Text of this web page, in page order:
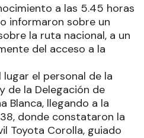
a las 5.45 horas
informaron sobre un
la ruta nacional, a un
del acceso a la
el personal de la
de la Delegación de
Blanca, llegando a la
donde constataron la
Toyota Corolla, guiado